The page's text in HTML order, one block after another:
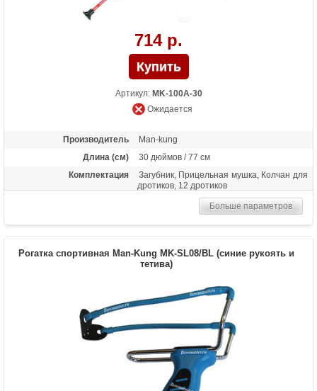
714 р.
Артикул: MK-100A-30
Ожидается
Производитель
Man-kung
Длина (см)
30 дюймов / 77 см
Комплектация
Загубник, Прицельная мушка, Колчан для
дротиков, 12 дротиков
Больше параметров
Рогатка спортивная Man-Kung MK-SL08/BL (синие рукоять и
тетива)